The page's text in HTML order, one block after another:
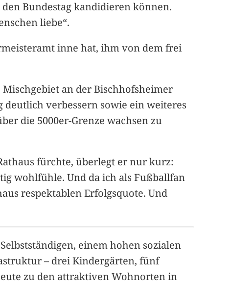
Bundestag kandidieren können.
liebe“.
inne hat, ihm von dem frei
an der Bischhofsheimer
verbessern sowie ein weiteres
die 5000er-Grenze wachsen zu
fürchte, überlegt er nur kurz:
wohlfühle. Und da ich als Fußballfan
respektablen Erfolgsquote. Und
einem hohen sozialen
– drei Kindergärten, fünf
zu den attraktiven Wohnorten in